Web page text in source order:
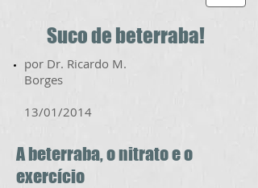
Suco de beterraba!
por Dr. Ricardo M.
Borges
13/01/2014
A beterraba, o nitrato e o
exercício